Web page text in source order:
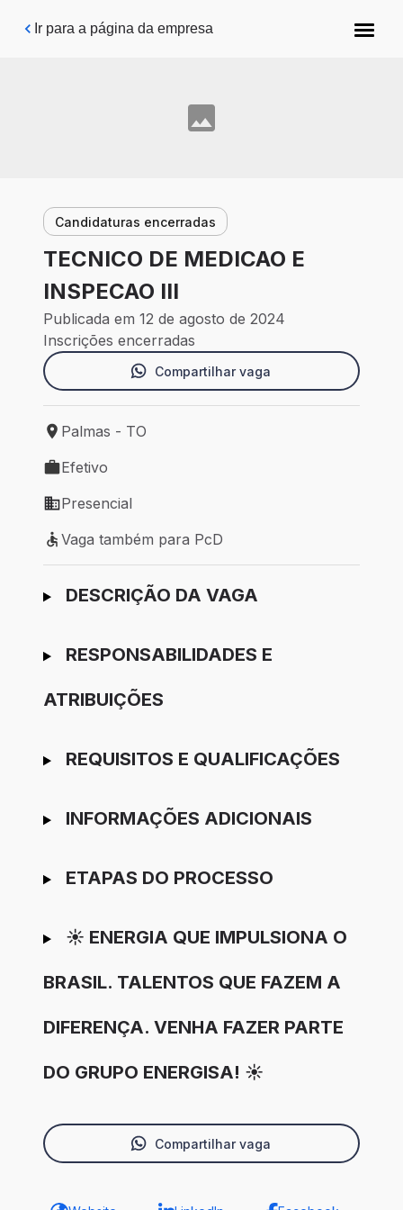
Pular para o conteúdo principal
Ir para a página da empresa
Candidaturas encerradas
TECNICO DE MEDICAO E
INSPECAO III
Publicada em 12 de agosto de 2024
Inscrições encerradas
Compartilhar vaga
Local de trabalho: Palmas - TO
Palmas - TO
Tipo de vaga: Efetivo
Efetivo
Modelo de trabalho: Presencial
Presencial
Vaga também para PcD
Vaga também para PcD
Ir para candidatura
DESCRIÇÃO DA VAGA
RESPONSABILIDADES E
ATRIBUIÇÕES
REQUISITOS E QUALIFICAÇÕES
INFORMAÇÕES ADICIONAIS
ETAPAS DO PROCESSO
☀️ ENERGIA QUE IMPULSIONA O
BRASIL. TALENTOS QUE FAZEM A
DIFERENÇA. VENHA FAZER PARTE
DO GRUPO ENERGISA! ☀️
Compartilhar vaga